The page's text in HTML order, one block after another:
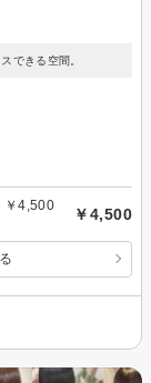
できる空間。
￥4,500
￥4,500